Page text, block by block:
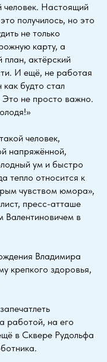
человек. Настоящий
получилось, но это
не только
карту, а
план, актёрский
И ещё, не работая
будто стал
Это не просто важно.
человек,
напряжённой,
ум и быстро
тепло относится к
чувством юмора»,
пресс-атташе
Валентиновичем в
Владимира
крепкого здоровья,
работой, на его
в Сквере Рудольфа